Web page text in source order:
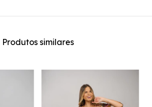
Produtos similares